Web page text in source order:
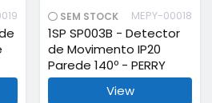
SEM STOCK MEPY-00018
1SP SP003B - Detector
de Movimento IP20
Parede 140º - PERRY
View